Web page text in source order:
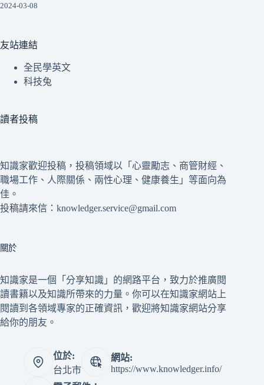
2024-03-08
友站連結
全民學英文
科技兔
讀者投稿
知識家歡迎投稿，投稿領域以「心靈勵志、商管財經、
職場工作、人際關係、兩性心理、健康養生」等面向為
佳。
投稿請來信：knowledger.service@gmail.com
關於
知識家是一個「分享知識」的網路平台，致力於推廣閱
讀書籍以及知識所帶來的力量。你可以在知識家網站上
閱讀到各領域專家的正確資訊，歡迎將知識家網站分享
給你的朋友。
位於:
台北市
網站:
https://www.knowledger.info/